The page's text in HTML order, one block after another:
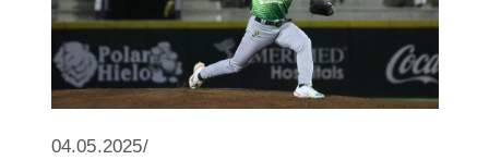
04.05.2025/